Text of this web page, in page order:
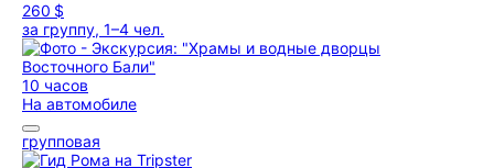
260 $
за группу, 1–4 чел.
10 часов
На автомобиле
групповая